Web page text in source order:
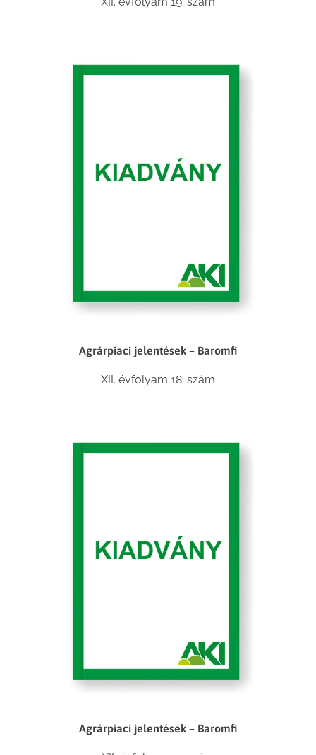
Agrárpiaci jelentések – Baromfi
XII. évfolyam 18. szám
Agrárpiaci jelentések – Baromfi